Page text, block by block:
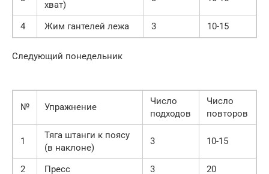
хват)
4 Жим гантелей лежа 3 10-15
Следующий понедельник
№ Упражнение
Число
подходов
Число
повторов
1
Тяга штанги к поясу
(в наклоне)
3 10-15
2 Пресс 3
20